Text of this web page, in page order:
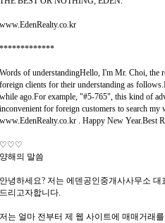
www.EdenRealty.co.kr
*************
Words of understandingHello, I'm Mr. Choi, the
foreign clients for their understanding as
while ago.For example, "#5-765", this kind of
inconvenient for foreign customers to search
www.EdenRealty.co.kr . Happy New Year.Best
♡♡♡
양해의 말씀
안녕하세요? 저는 에덴공인중개사사무소
드리고자합니다.
저는 얼마 전부터 제 웹 사이트에 매매거래